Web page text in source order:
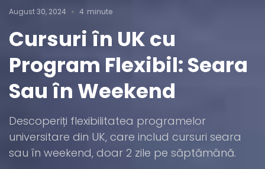
August 30, 2024 4 minute
Cursuri în UK cu
Program Flexibil: Seara
Sau în Weekend
Descoperiți flexibilitatea programelor
universitare din UK, care includ cursuri seara
sau în weekend, doar 2 zile pe săptămână.